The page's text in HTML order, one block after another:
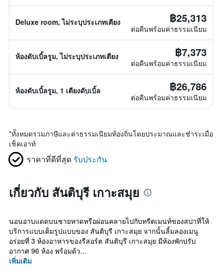
Deluxe room, ไม่ระบุประเภทเตียง ฿25,313
ต่อคืนพร้อมค่าธรรมเนียม
ห้องดับเบิ้ลรูม, ไม่ระบุประเภทเตียง ฿7,373
ต่อคืนพร้อมค่าธรรมเนียม
ห้องดับเบิ้ลรูม, 1 เตียงดับเบิ้ล ฿26,786
ต่อคืนพร้อมค่าธรรมเนียม
*ทั้งหมดรวมภาษีและค่าธรรมเนียมท้องถิ่นโดยประมาณและชำระเมื่อ
เช็คเอาท์
ราคาที่ดีที่สุด รับประกัน
เกี่ยวกับ สันติบุรี เกาะสมุย
นอนอาบแดดบนชายหาดหรือผ่อนคลายไปกับทรีตเมนท์ของสปาที่ให้
บริการแบบเต็มรูปแบบของ สันติบุรี เกาะสมุย จากนั้นลิ้มลองเมนู
อร่อยที่ 3 ห้องอาหารของรีสอร์ต สันติบุรี เกาะสมุย มีห้องพักปรับ
อากาศ 96 ห้อง พร้อมด้ว...
เพิ่มเติม